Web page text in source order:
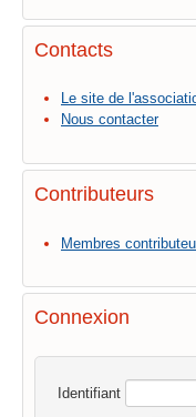
Contacts
Le site de
Nous contacter
Contributeurs
Membres
Connexion
Identifiant